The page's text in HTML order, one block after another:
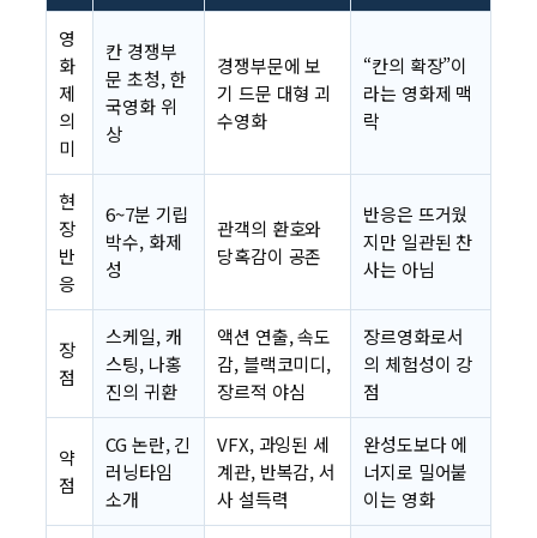
영
화
제
의
미
칸 경쟁부
문 초청, 한
국영화 위
상
경쟁부문에 보
기 드문 대형 괴
수영화
“칸의 확장”이
라는 영화제 맥
락
현
장
반
응
6~7분 기립
박수, 화제
성
관객의 환호와
당혹감이 공존
반응은 뜨거웠
지만 일관된 찬
사는 아님
장
점
스케일, 캐
스팅, 나홍
진의 귀환
액션 연출, 속도
감, 블랙코미디,
장르적 야심
장르영화로서
의 체험성이 강
점
약
점
CG 논란, 긴
러닝타임
소개
VFX, 과잉된 세
계관, 반복감, 서
사 설득력
완성도보다 에
너지로 밀어붙
이는 영화